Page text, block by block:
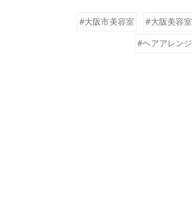
#大阪市美容室 #大阪美容室
#ヘアアレンジ